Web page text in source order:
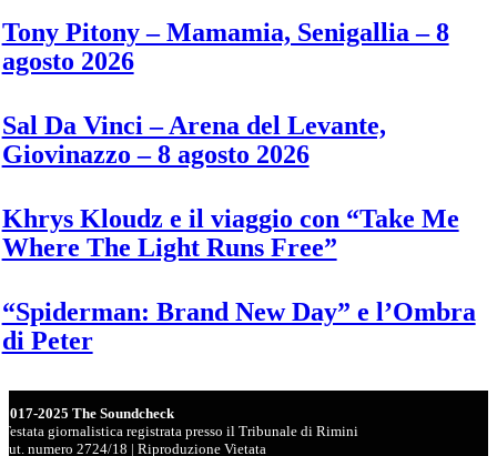
“Ah
ha”
Tony Pitony – Mamamia, Senigallia – 8
agosto 2026
Sal Da Vinci – Arena del Levante,
Giovinazzo – 8 agosto 2026
Khrys Kloudz e il viaggio con “Take Me
Where The Light Runs Free”
“Spiderman: Brand New Day” e l’Ombra
di Peter
2017-2025 The Soundcheck
Testata giornalistica registrata presso il Tribunale di Rimini
aut. numero 2724/18 | Riproduzione Vietata